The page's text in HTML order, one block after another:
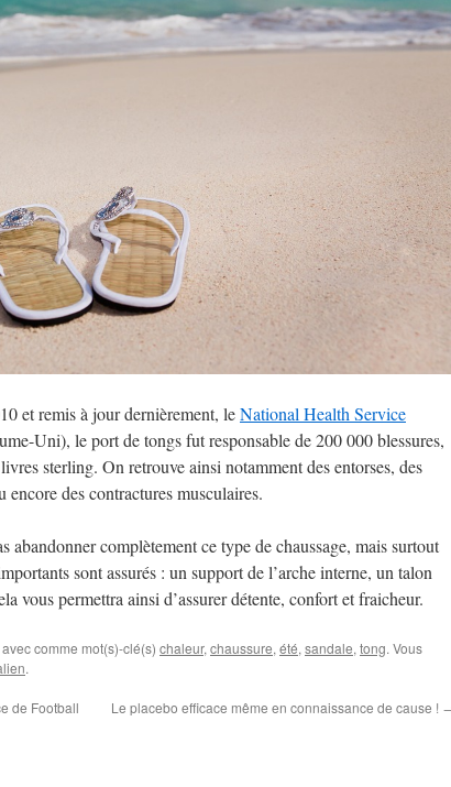
et remis à jour dernièrement, leNational Health Service
Uni), le port de tongs fut responsable de 200 000 blessures,
sterling. On retrouve ainsi notamment des entorses, des
des contractures musculaires.
abandonner complètement ce type de chaussage, mais surtout
sont assurés : un support de l’arche interne, un talon
vous permettra ainsi d’assurer détente, confort et fraicheur.
avec comme mot(s)-clé(s) chaleur, chaussure, été, sandale, tong. Vous
.
de Football
Le placebo efficace même en connaissance de cause !